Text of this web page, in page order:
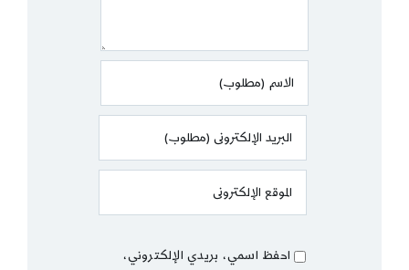
احفظ اسمي، بريدي الإلكتروني،